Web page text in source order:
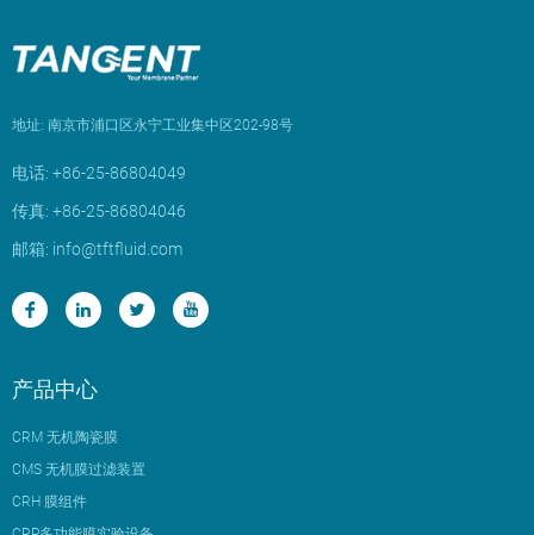
地址: 南京市浦口区永宁工业集中区202-98号
电话: +86-25-86804049
传真: +86-25-86804046
邮箱: info@tftfluid.com
产品中心
CRM 无机陶瓷膜
CMS 无机膜过滤装置
CRH 膜组件